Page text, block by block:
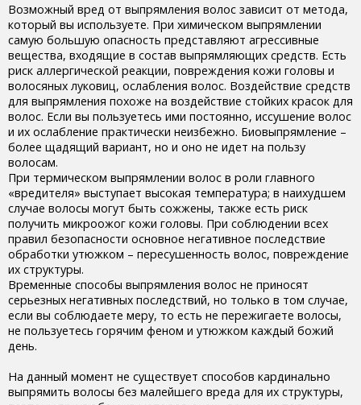
Возможный вред от выпрямления волос зависит от метода,
который вы используете. При химическом выпрямлении
самую большую опасность представляют агрессивные
вещества, входящие в состав выпрямляющих средств. Есть
риск аллергической реакции, повреждения кожи головы и
волосяных луковиц, ослабления волос. Воздействие средств
для выпрямления похоже на воздействие стойких красок для
волос. Если вы пользуетесь ими постоянно, иссушение волос
и их ослабление практически неизбежно. Биовыпрямление –
более щадящий вариант, но и оно не идет на пользу
волосам.
При термическом выпрямлении волос в роли главного
«вредителя» выступает высокая температура; в наихудшем
случае волосы могут быть сожжены, также есть риск
получить микроожог кожи головы. При соблюдении всех
правил безопасности основное негативное последствие
обработки утюжком – пересушенность волос, повреждение
их структуры.
Временные способы выпрямления волос не приносят
серьезных негативных последствий, но только в том случае,
если вы соблюдаете меру, то есть не пережигаете волосы,
не пользуетесь горячим феном и утюжком каждый божий
день.
На данный момент не существует способов кардинально
выпрямить волосы без малейшего вреда для их структуры,